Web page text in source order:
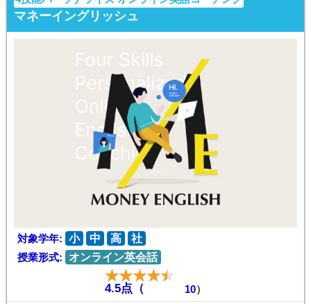
マネーイングリッシュ
対象学年: 小 中 高
社
授業形式:
オンライン英会話
4.5点（ 10）